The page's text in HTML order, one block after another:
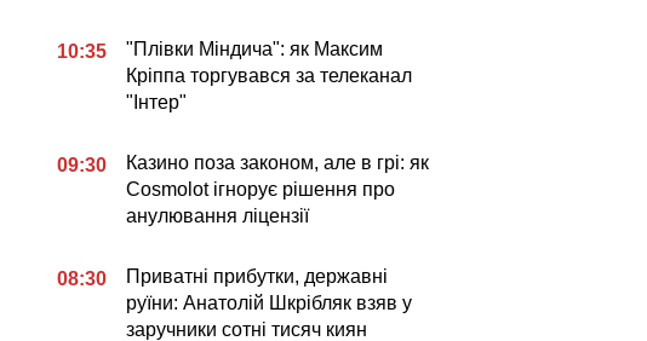
10:35
"Плівки Міндича": як Максим
Кріппа торгувався за телеканал
"Інтер"
09:30
Казино поза законом, але в грі: як
Cosmolot ігнорує рішення про
анулювання ліцензії
08:30
Приватні прибутки, державні
руїни: Анатолій Шкрібляк взяв у
заручники сотні тисяч киян